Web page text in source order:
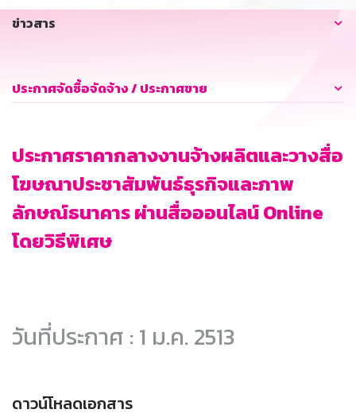
ข่าวสาร
ประกาศจัดซื้อจัดจ้าง / ประกาศขาย
ประกาศราคากลางงานจ้างผลิตและวางสื่อ
โฆษณาประชาสัมพันธ์ธุรกิจและภาพ
ลักษณ์ธนาคาร ผ่านสื่อออนไลน์ Online
โดยวิธีพิเศษ
วันที่ประกาศ : 1 ม.ค. 2513
ดาวน์โหลดเอกสาร